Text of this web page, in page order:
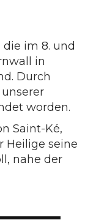
im 8. und
in
Durch
worden.
Saint-Ké,
Heilige seine
nahe der